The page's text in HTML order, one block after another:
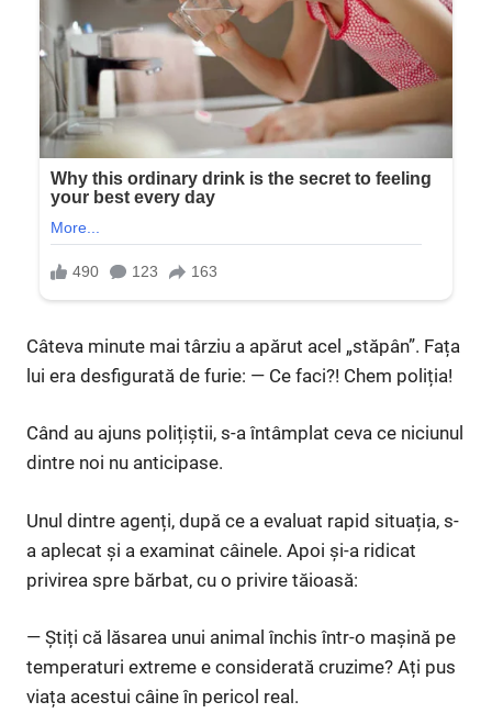
Câteva minute mai târziu a apărut acel „stăpân”. Fața
lui era desfigurată de furie: — Ce faci?! Chem poliția!
Când au ajuns polițiștii, s-a întâmplat ceva ce niciunul
dintre noi nu anticipase.
Unul dintre agenți, după ce a evaluat rapid situația, s-
a aplecat și a examinat câinele. Apoi și-a ridicat
privirea spre bărbat, cu o privire tăioasă:
— Știți că lăsarea unui animal închis într-o mașină pe
temperaturi extreme e considerată cruzime? Ați pus
viața acestui câine în pericol real.